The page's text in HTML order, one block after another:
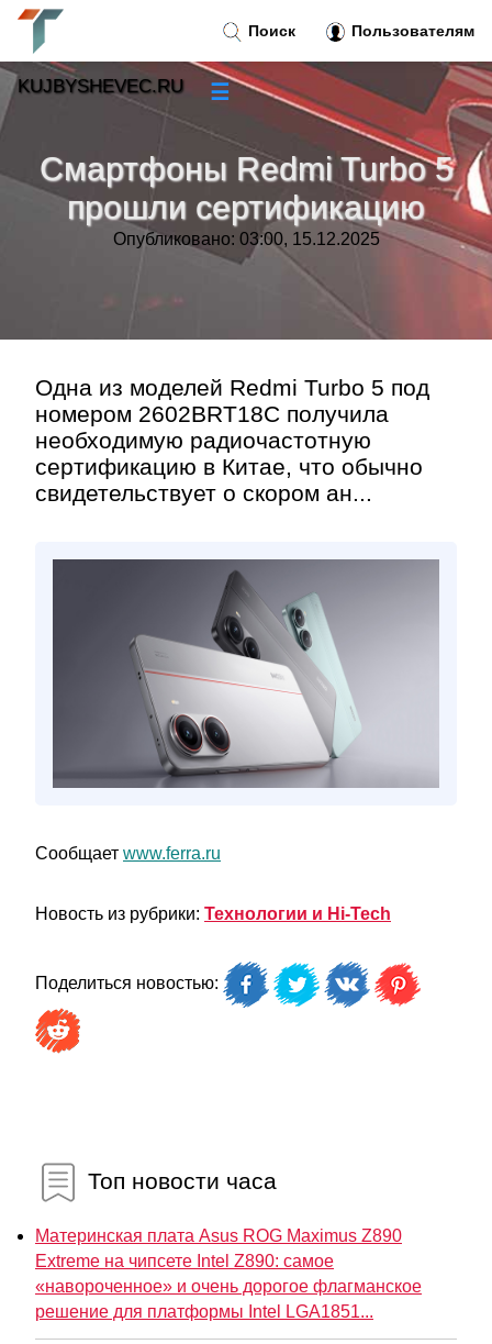
Смартфоны Redmi Turbo 5
прошли сертификацию
Опубликовано: 03:00, 15.12.2025
Одна из моделей Redmi Turbo 5 под
номером 2602BRT18C получила
необходимую радиочастотную
сертификацию в Китае, что обычно
свидетельствует о скором ан...
Сообщает www.ferra.ru
Новость из рубрики: Технологии и Hi-Tech
Поделиться новостью:
Топ новости часа
Материнская плата Asus ROG Maximus Z890
Extreme на чипсете Intel Z890: самое
«навороченное» и очень дорогое флагманское
решение для платформы Intel LGA1851...
Поиск Пользователям
KUJBYSHEVEC.RU ☰
»
Тренды новостей»
»
Контакт»